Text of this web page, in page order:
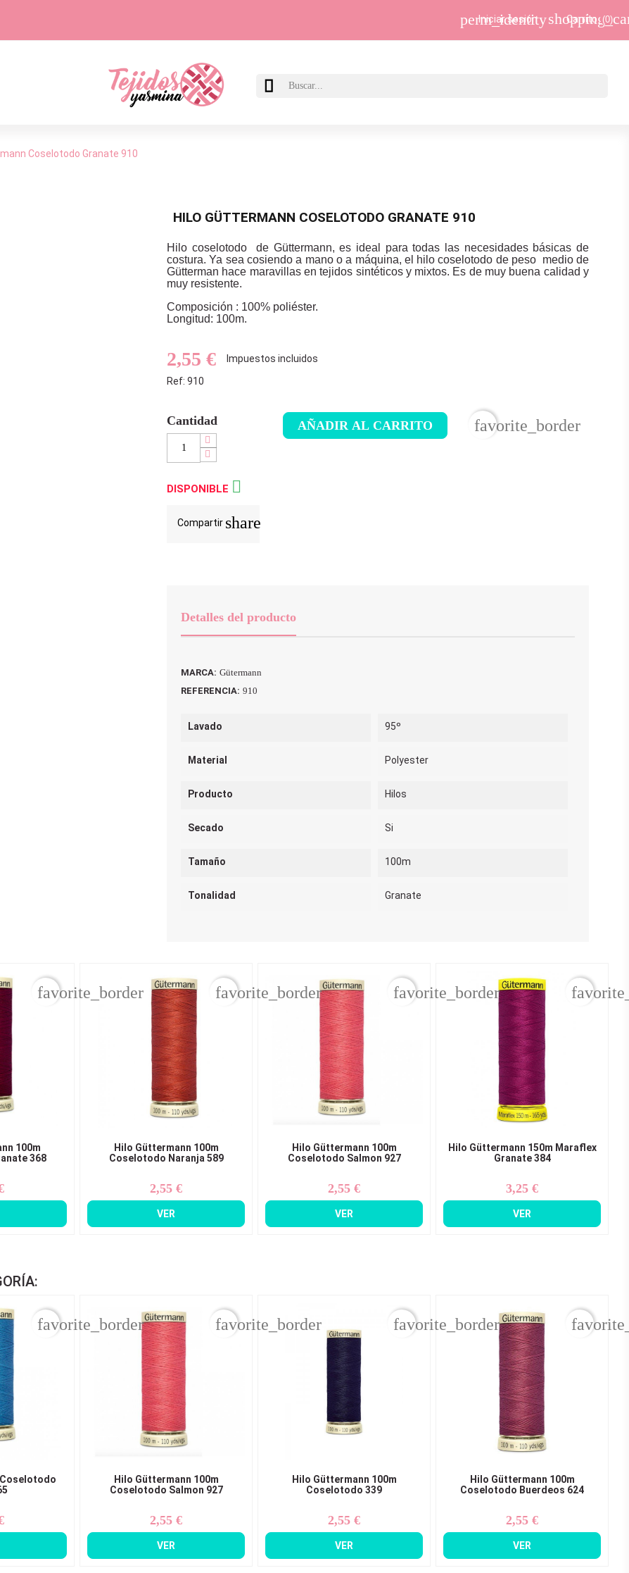
perm_identity
Iniciar sesión Carrito (0)

Coselotodo Granate 910
HILO GÜTTERMANN COSELOTODO GRANATE 910
Hilo coselotodo de Güttermann, es ideal para todas las necesidades básicas de
costura. Ya sea cosiendo a mano o a máquina, el hilo coselotodo de peso medio de
Gütterman hace maravillas en tejidos sintéticos y mixtos. Es de muy buena calidad y
muy resistente.
Composición : 100% poliéster.
Longitud: 100m.
2,55 €
Impuestos incluidos
Ref: 910
Cantidad AÑADIR AL CARRITO favorite_border
DISPONIBLE 
Compartir share
Detalles del producto
MARCA: Gütermann
REFERENCIA: 910
Lavado 95º
Material Polyester
Producto Hilos
Secado Si
Tamaño 100m
Tonalidad Granate
100m
368
favorite_border
Hilo Güttermann 100m
Coselotodo Naranja 589
Precio
2,55 €
VER
favorite_border
Hilo Güttermann 100m
Coselotodo Salmon 927
Precio
2,55 €
VER
favorite_border
Hilo Güttermann 150m Maraflex
Granate 384
Precio
3,25 €
VER
favorite_border
Hilo Güttermann 100m
Coselotodo Salmon 927
Precio
2,55 €
VER
favorite_border
Hilo Güttermann 100m
Coselotodo 339
Precio
2,55 €
VER
favorite_border
Hilo Güttermann 100m
Coselotodo Buerdeos 624
Precio
2,55 €
VER